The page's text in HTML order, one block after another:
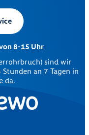
8-15 Uhr
sind wir
an 7 Tagen in
da.